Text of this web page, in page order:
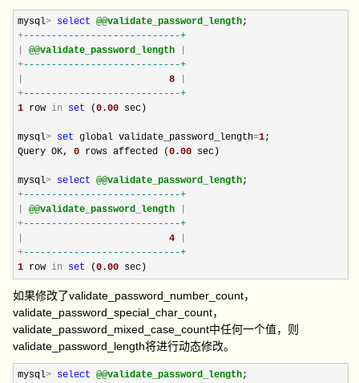
mysql> select @@validate_password_length
+-- --------------------------+
@@validate_password_length
+-- --------------------------+
8
+-- --------------------------+
1 row in set (0.00 sec)
mysql> set global validate_password_length=1;
Query OK, 0 rows affected (0.00 sec)
mysql> select @@validate_password_length
+-- --------------------------+
@@validate_password_length
+-- --------------------------+
4
+-- --------------------------+
1 row in set (0.00 sec)
如果修改了validate_password_number_count，
validate_password_special_char_count，
validate_password_mixed_case_count中任何一个值，则
validate_password_length将进行动态修改。
mysql> select @@validate_password_length